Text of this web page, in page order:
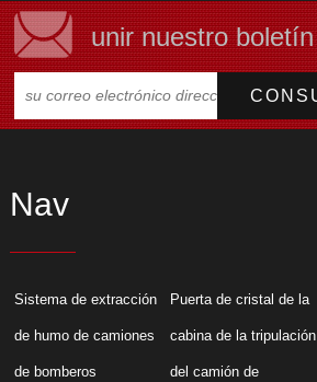
unir nuestro boletín
Nav
Sistema de extracción
de humo de camiones
de bomberos
Puerta de cristal de la
cabina de la tripulación
del camión de